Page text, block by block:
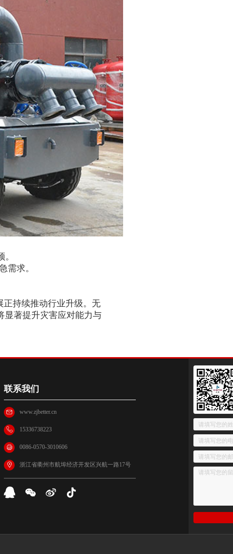
需求。
正持续推动行业升级。无
显著提升灾害应对能力与
联系我们
www.zjbetter.cn
15336738223
0086-0570-3010606
浙江省衢州市航埠经济开发区兴航一路17号